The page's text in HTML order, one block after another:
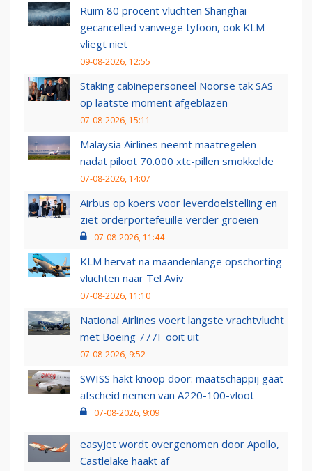
Ruim 80 procent vluchten Shanghai
gecancelled vanwege tyfoon, ook KLM
vliegt niet
09-08-2026, 12:55
Staking cabinepersoneel Noorse tak SAS
op laatste moment afgeblazen
07-08-2026, 15:11
Malaysia Airlines neemt maatregelen
nadat piloot 70.000 xtc-pillen smokkelde
07-08-2026, 14:07
Airbus op koers voor leverdoelstelling en
ziet orderportefeuille verder groeien
07-08-2026, 11:44
KLM hervat na maandenlange opschorting
vluchten naar Tel Aviv
07-08-2026, 11:10
National Airlines voert langste vrachtvlucht
met Boeing 777F ooit uit
07-08-2026, 9:52
SWISS hakt knoop door: maatschappij gaat
afscheid nemen van A220-100-vloot
07-08-2026, 9:09
easyJet wordt overgenomen door Apollo,
Castlelake haakt af